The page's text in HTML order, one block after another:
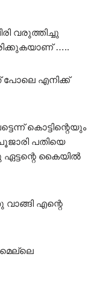
വരുത്തിച്ചു
…..
എനിക്ക്
കൊട്ടിന്റെയും
പതിയെ
കൈയിൽ
എന്റെ